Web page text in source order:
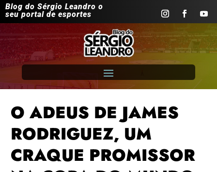
Blog do Sérgio Leandro o
seu portal de esportes
O ADEUS DE JAMES
RODRIGUEZ, UM
CRAQUE PROMISSOR